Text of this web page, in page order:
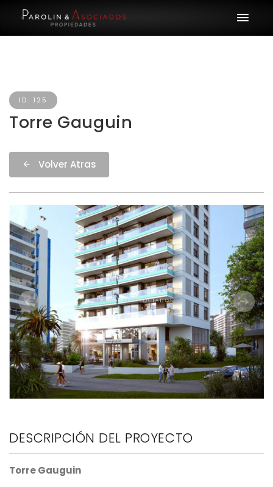
ID. 125
Torre Gauguin
Volver Atras
Anterior
DESCRIPCIÓN DEL PROYECTO
Torre Gauguin